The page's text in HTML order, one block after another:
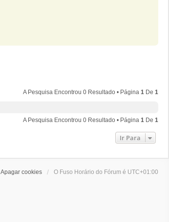
A Pesquisa Encontrou 0 Resultado • Página 1 De 1
A Pesquisa Encontrou 0 Resultado • Página 1 De 1
Ir Para
Apagar cookies O Fuso Horário do Fórum é UTC+01:00